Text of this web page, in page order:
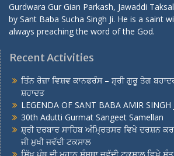
Gurdwara Gur Gian Parkash, Jawaddi
by Sant Baba Sucha Singh Ji. He is a saint
always preaching the word of the God.
Recent Activities
ਤਿੰਨ ਰੋਜ਼ਾ ਵਿਸ਼ਵ ਕਾਨਫਰੰਸ – ਸ਼੍ਰੀ ਗੁਰੂ ਤੇਗ
ਸ਼ਹਾਦਤ
LEGENDA OF SANT BABA AMIR SINGH
30th Adutti Gurmat Sangeet Samellan
ਸ਼੍ਰੀ ਦਰਬਾਰ ਸਾਹਿਬ ਅੰਮ੍ਰਿਤਸਰ ਵਿਖੇ ਦਰਸ਼ਨ
ਜੀ ਮੁਖੀ ਜਵੱਦੀ ਟਕਸਾਲ